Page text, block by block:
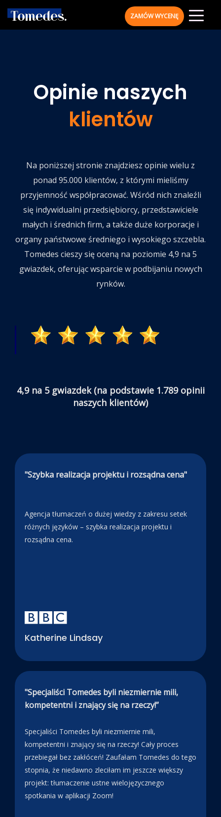
ZAMÓW WYCENĘ
Opinie naszych
klientów
Na poniższej stronie znajdziesz opinie wielu z
ponad 95.000 klientów, z którymi mieliśmy
przyjemność współpracować. Wśród nich znaleźli
się indywidualni przedsiębiorcy, przedstawiciele
małych i średnich firm, a także duże korporacje i
organy państwowe średniego i wysokiego szczebla.
Tomedes cieszy się oceną na poziomie 4,9 na 5
gwiazdek, oferując wsparcie w podbijaniu nowych
rynków.
4,9 na 5 gwiazdek (na podstawie 1.789 opinii
naszych klientów)
"Szybka realizacja projektu i rozsądna cena"
Agencja tłumaczeń o dużej wiedzy z zakresu setek
różnych języków – szybka realizacja projektu i
rozsądna cena.
Katherine Lindsay
"Specjaliści Tomedes byli niezmiernie mili,
kompetentni i znający się na rzeczy!”
Specjaliści Tomedes byli niezmiernie mili,
kompetentni i znający się na rzeczy! Cały proces
przebiegał bez zakłóceń! Zaufałam Tomedes do tego
stopnia, że niedawno zleciłam im jeszcze większy
projekt: tłumaczenie ustne wielojęzycznego
spotkania w aplikacji Zoom!